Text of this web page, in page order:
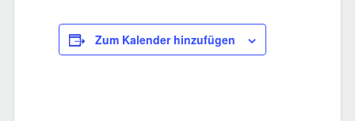
Zum Kalender hinzufügen